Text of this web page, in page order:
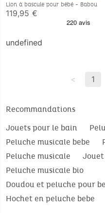
Lion à bascule pour bébé - Babou
119,95 €
undefined
< 1
Recommandations
Jouets pour le bain
Peluche musicale bebe
Peluche musicale
Peluche musicale bio
Doudou et peluche pour
Hochet en peluche bebe